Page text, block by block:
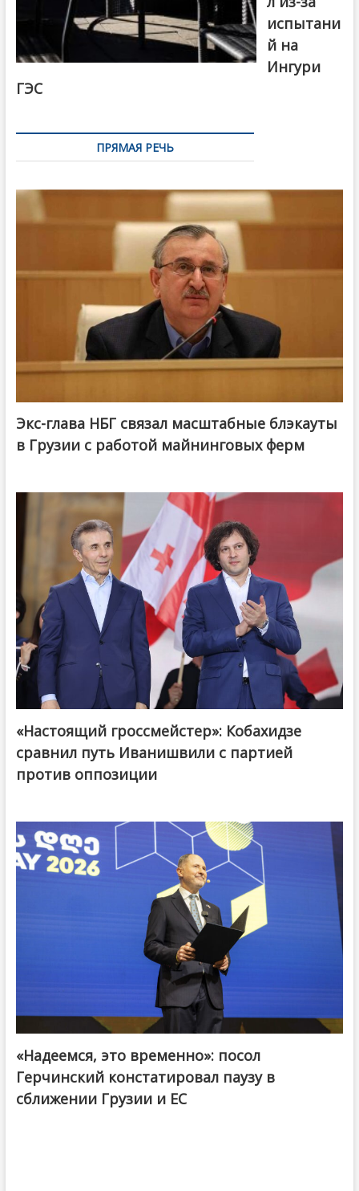
испытани
й на
Ингури
ГЭС
ПРЯМАЯ РЕЧЬ
Экс-глава НБГ связал масштабные блэкауты
в Грузии с работой майнинговых ферм
@ქართული ოცნება / Georgian Dream
«Настоящий гроссмейстер»: Кобахидзе
сравнил путь Иванишвили с партией
против оппозиции
«Надеемся, это временно»: посол
Герчинский констатировал паузу в
сближении Грузии и ЕС